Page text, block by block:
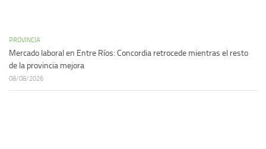
PROVINCIA
Mercado laboral en Entre Ríos: Concordia retrocede mientras el resto
de la provincia mejora
08/08/2026